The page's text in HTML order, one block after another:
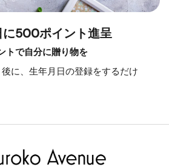
に500ポイント進呈
トで自分に贈り物を
に、生年月日の登録をするだけ